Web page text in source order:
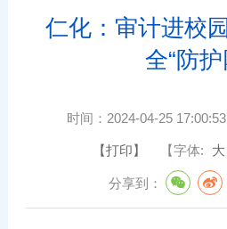
仁化：审计进校
全“防护
时间： 2024-04-25 17:00:53
【打印】 【字体: 大
分享到：